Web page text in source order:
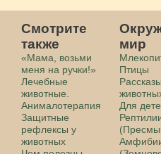
Смотрите
также
«Мама, возьми
меня на ручки!»
Лечебные
животные.
Анималотерапия
Защитные
рефлексы у
животных
мир
Птицы
Для